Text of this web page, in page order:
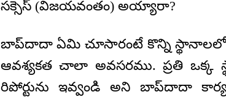
సక్సెస్ (విజయవంతం) అయ్యారా?
బాప్‍దాదా ఏమి చూసారంటే కొన్ని స్థానాలలో
ఆవశ్యకత చాలా అవసరము. ప్రతి ఒక్క
రిపోర్టును ఇవ్వండి అని బాప్‍దాదా